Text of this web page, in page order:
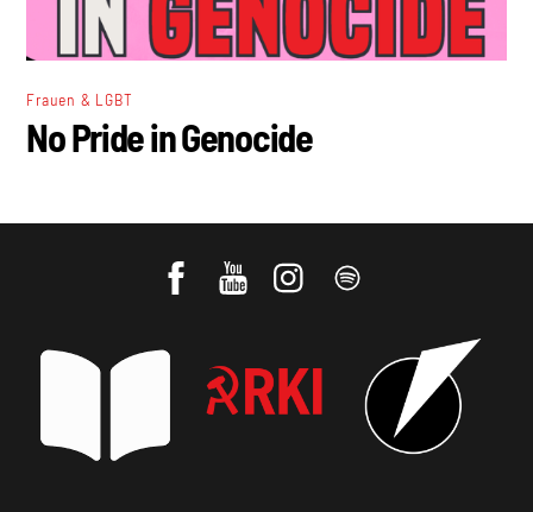
Frauen & LGBT
No Pride in Genocide